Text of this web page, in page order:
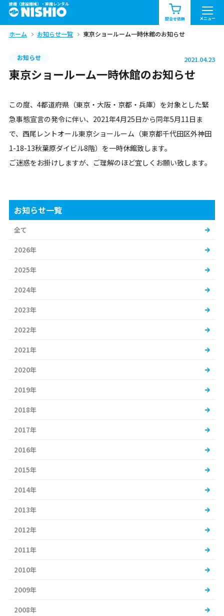
建機（建設機械）・重機レンタル
問合せ依頼 メニュー
商品一覧 お知らせ一覧
問合せ依頼リスト お問合せ
北海道 東北 関東
中部 関西 中国・四国
九州・沖縄（外部）
ホーム お知らせ一覧 東京ショールーム一時休館のお知らせ
お知らせ 2021.04.23
東京ショールーム一時休館のお知らせ
この度、4都道府県（東京・大阪・京都・兵庫）を対象とした緊
急事態宣言の発令に伴い、2021年4月25日から同年5月11日ま
で、西尾レントオール東京ショールーム（東京都千代田区外神田
1-18-13秋葉原ダイビル8階）を一時休館致します。
ご迷惑をお掛けしますが、ご理解のほど宜しくお願い致します。
お知らせ一覧
全て
2026年
2025年
2024年
2023年
2022年
2021年
2020年
2019年
2018年
2017年
2016年
2015年
2014年
2013年
2012年
2011年
2010年
2009年
2008年